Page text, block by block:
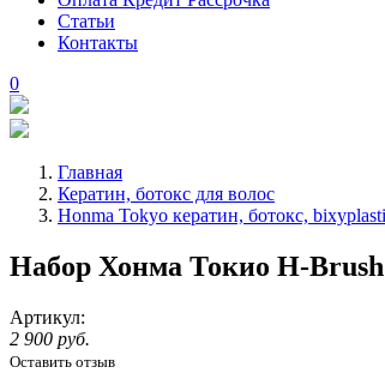
Статьи
Контакты
0
Главная
Кератин, ботокс для волос
Honma Tokyo кератин, ботокс,
Набор Хонма Токио H-
Артикул:
2 900 руб.
Оставить отзыв